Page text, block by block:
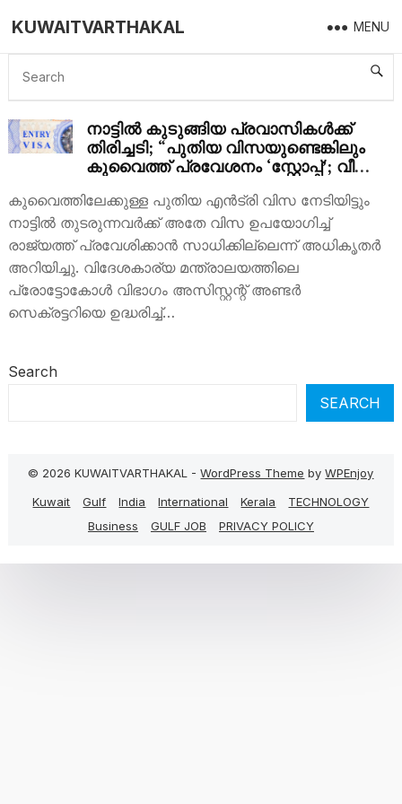
KUWAITVARTHAKAL MENU
ENTRY VISA
നാട്ടിൽ കുടുങ്ങിയ പ്രവാസികൾക്ക്
തിരിച്ചടി; “പുതിയ വിസയുണ്ടെങ്കിലും
കുവൈത്ത് പ്രവേശനം ‘സ്റ്റോപ്പ്’; വീണ്ടും
കുവൈത്തിലേക്കുള്ള പുതിയ എൻട്രി വിസ നേടിയിട്ടും
നാട്ടിൽ തുടരുന്നവർക്ക് അതേ വിസ ഉപയോഗിച്ച്
രാജ്യത്ത് പ്രവേശിക്കാൻ സാധിക്കില്ലെന്ന് അധികൃതർ
അറിയിച്ചു. വിദേശകാര്യ മന്ത്രാലയത്തിലെ
പ്രോട്ടോകോൾ വിഭാഗം അസിസ്റ്റന്റ് അണ്ടർ
സെക്രട്ടറിയെ ഉദ്ധരിച്ച്…
Search
SEARCH
© 2026 KUWAITVARTHAKAL -WordPress Theme byWPEnjoy
Kuwait
Gulf India International Kerala
TECHNOLOGY
Business
GULF JOB PRIVACY POLICY